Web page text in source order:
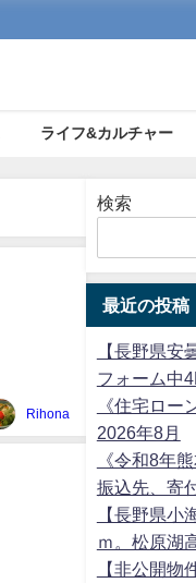
ライフ&カルチャー
Rihona
検索
最近の投稿
【長野県安
フォーム中
《住宅ロ
2026年8月
《令和8年
振込先、寄
【長野県小
ｍ。松原湖
【非公開物